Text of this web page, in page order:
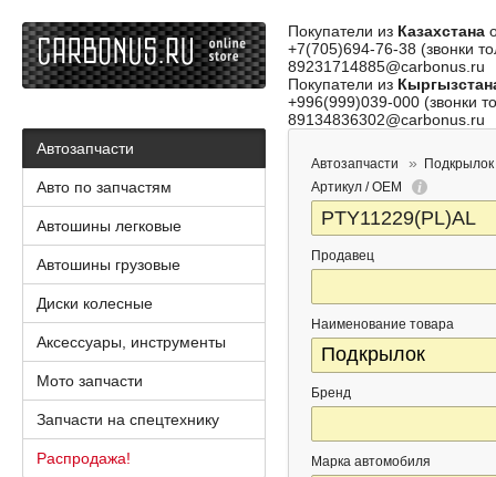
Покупатели из Казахстана
+7(705)694-76-38 (звонки
89231714885@carbonus.ru
Покупатели из
+996(999)039-000 (звонки
89134836302@carbonus.ru
Автозапчасти
Подкрылок
Артикул / OEM
Продавец
Наименование товара
Бренд
Марка автомобиля
Автозапчасти
Авто по запчастям
Автошины легковые
Автошины грузовые
Диски колесные
Аксессуары, инструменты
Мото запчасти
Запчасти на спецтехнику
Распродажа!